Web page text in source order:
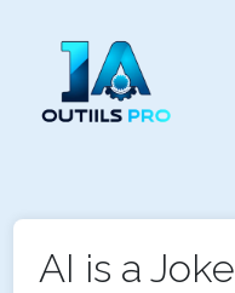
AI is a Joke